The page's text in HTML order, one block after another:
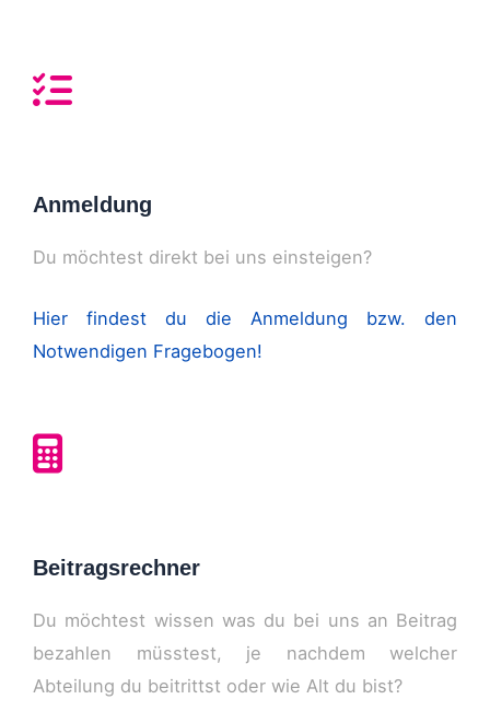
Anmeldung
Du möchtest direkt bei uns einsteigen?
Hier findest du die Anmeldung bzw. den
Notwendigen Fragebogen!
Beitragsrechner
Du möchtest wissen was du bei uns an Beitrag
bezahlen müsstest, je nachdem welcher
Abteilung du beitrittst oder wie Alt du bist?